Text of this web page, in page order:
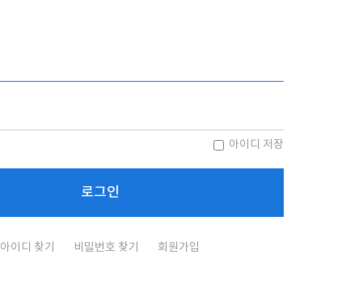
아이디 저장
아이디 찾기 비밀번호 찾기 회원가입